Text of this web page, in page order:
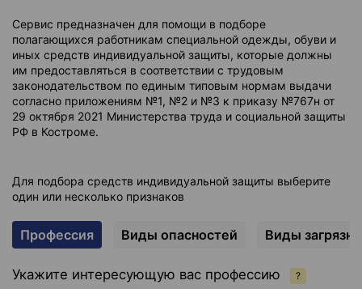
Сервис предназначен для помощи в подборе
полагающихся работникам специальной одежды, обуви и
иных средств индивидуальной защиты, которые должны
им предоставляться в соответствии с трудовым
законодательством по единым типовым нормам выдачи
согласно приложениям №1, №2 и №3 к приказу №767н от
29 октября 2021 Министерства труда и социальной защиты
РФ в Костроме.
Для подбора средств индивидуальной защиты выберите
один или несколько признаков
Профессия Виды опасностей Виды
Укажите интересующую вас профессию ?